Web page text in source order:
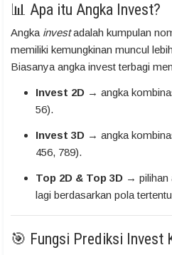
📊 Apa itu Angka Invest?
Angka investadalah kumpulan
memiliki kemungkinan muncul
Biasanya angka invest terbagi
Invest 2D → angka
56).
Invest 3D → angka
456, 789).
Top 2D & Top 3D → pilihan
lagi berdasarkan pola
🎯 Fungsi Prediksi Invest